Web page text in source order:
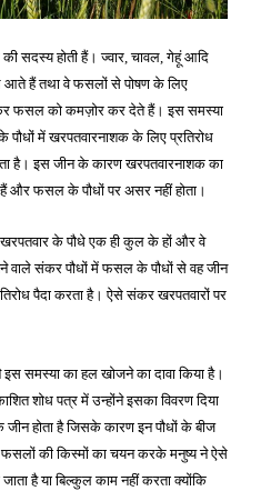
सदस्य होती हैं। ज्वार ,चावल ,गेहूं आदि
हैं तथा वे फसलों से पोषण के लिए
फसल को कमज़ोर कर देते हैं। इस समस्या
में खरपतवारनाशक के लिए प्रतिरोध
है। इस जीन के कारण खरपतवारनाशक का
और फसल के पौधों पर असर नहीं होता।
के पौधे एक ही कुल के हों और वे
संकर पौधों में फसल के पौधों से वह जीन
पैदा करता है। ऐसे संकर खरपतवारों पर
इस समस्या का हल खोजने का दावा किया है।
शोध पत्र में उन्होंने इसका विवरण दिया
होता है जिसके कारण इन पौधों के बीज
फसलों की किस्मों का चयन करके मनुष्य ने ऐसे
है या बिल्कुल काम नहीं करता क्योंकि